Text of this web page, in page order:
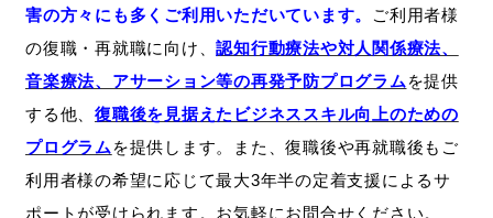
害の方々にも多くご利用いただいています。
ご利用者様
の復職・再就職に向け、認知行動療法や対人関係療法、
音楽療法、アサーション等の再発予防プログラム を提供
する他、 復職後を見据えたビジネススキル向上のための
プログラム を提供します。また、復職後や再就職後もご
利用者様の希望に応じて最大3年半の定着支援によるサ
ポートが受けられます。お気軽にお問合せください。